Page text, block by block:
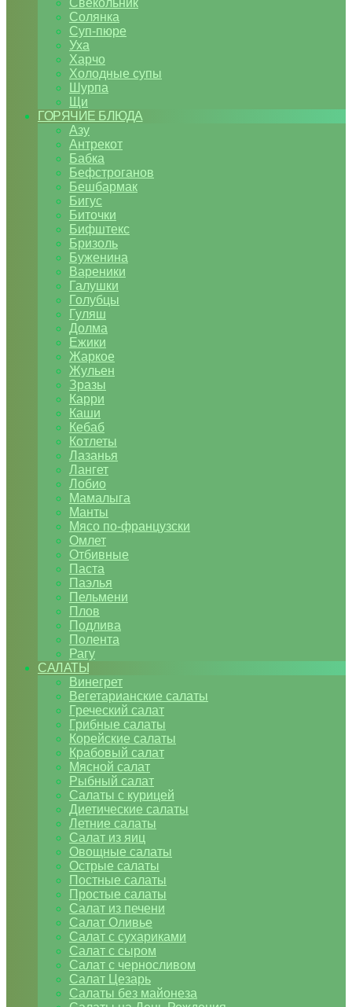
Свекольник
Солянка
Суп-пюре
Уха
Харчо
Холодные супы
Шурпа
Щи
ГОРЯЧИЕ БЛЮДА
Азу
Антрекот
Бабка
Бефстроганов
Бешбармак
Бигус
Биточки
Бифштекс
Бризоль
Буженина
Вареники
Галушки
Голубцы
Гуляш
Долма
Ежики
Жаркое
Жульен
Зразы
Карри
Каши
Кебаб
Котлеты
Лазанья
Лангет
Лобио
Мамалыга
Манты
Мясо по-французски
Омлет
Отбивные
Паста
Паэлья
Пельмени
Плов
Подлива
Полента
Рагу
САЛАТЫ
Винегрет
Вегетарианские салаты
Греческий салат
Грибные салаты
Корейские салаты
Крабовый салат
Мясной салат
Рыбный салат
Салаты с курицей
Диетические салаты
Летние салаты
Салат из яиц
Овощные салаты
Острые салаты
Постные салаты
Простые салаты
Салат из печени
Салат Оливье
Салат с сухариками
Салат с сыром
Салат с черносливом
Салат Цезарь
Салаты без майонеза